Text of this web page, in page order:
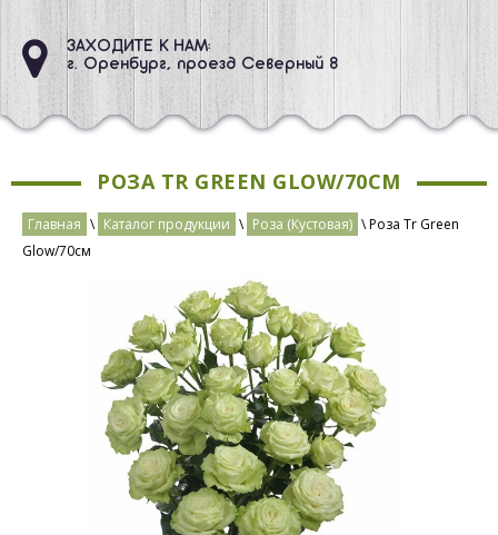
ЗАХОДИТЕ К НАМ:
г. Оренбург, проезд Северный 8
РОЗА TR GREEN GLOW/70СМ
Главная \ Каталог продукции \ Роза (Кустовая) \ Роза Tr Green
Glow/70см